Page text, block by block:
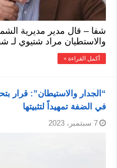
شفا – قال مدير مديرية
والاستطيان مراد شتيوي لـ
أكمل القراءة »
في الضفة تمهيداً لتثبيتها
7 سبتمبر، 2023